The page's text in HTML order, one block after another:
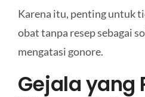
Karena itu, penting untuk
obat tanpa resep sebagai
mengatasi gonore.
Gejala yang